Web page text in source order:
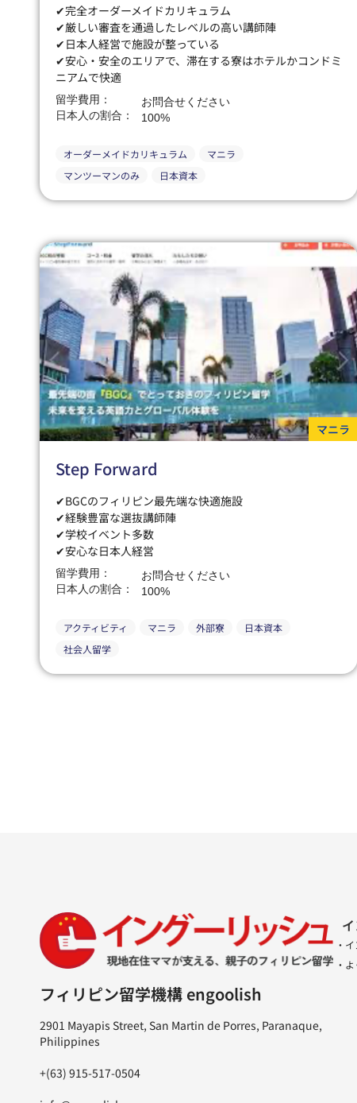
✔完全オーダーメイドカリキュラム
✔厳しい審査を通過したレベルの高い講師陣
✔日本人経営で施設が整っている
✔安心・安全のエリアで、滞在する寮はホテルかコンドミ
ニアムで快適
留学費用：
お問合せください
日本人の割合：
100%
オーダーメイドカリキュラム
マニラ
マンツーマンのみ
日本資本
マニラ
Step Forward
✔BGCのフィリピン最先端な快適施設
✔経験豊富な選抜講師陣
✔学校イベント多数
✔安心な日本人経営
留学費用：
お問合せください
日本人の割合：
100%
アクティビティ マニラ 外部寮
日本資本
社会人留学
フィリピン留学機構 engoolish
2901 Mayapis Street, San Martin de Porres, Paranaque,
Philippines
+(63) 915-517-0504
・
・